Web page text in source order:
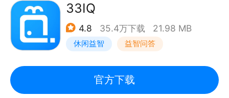
成语玩法：成语拼字；成语接龙；看图猜成语；成语答
题；成语重组；成语消除；诗词猜猜猜；诗词接句。
1、收集了海量成语词汇，精心设制了丰富题库。
33IQ
4.8 35.4万下载 21.98 MB
休闲益智 益智问答
官方下载